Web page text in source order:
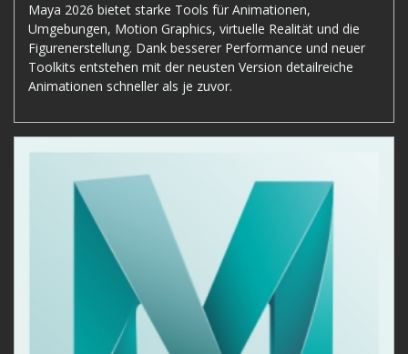
Maya 2026 bietet starke Tools für Animationen,
Umgebungen, Motion Graphics, virtuelle Realität und die
Figurenerstellung. Dank besserer Performance und neuer
Toolkits entstehen mit der neusten Version detailreiche
Animationen schneller als je zuvor.